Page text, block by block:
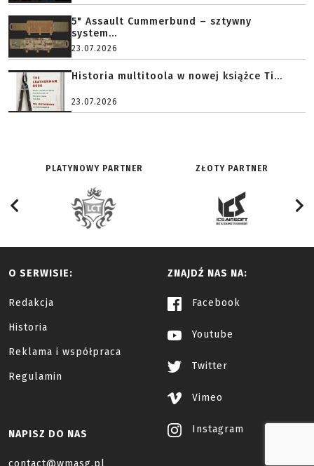
5" Assault Cummerbund – sztywny
system...
23.07.2026
Historia multitoola w nowej książce Ti...
23.07.2026
PLATYNOWY PARTNER ZŁOTY PARTNER
O SERWISIE:
Redakcja
Historia
Reklama i współpraca
Regulamin
ZNAJDŹ NAS NA:
Facebook
Youtube
Twitter
Vimeo
Instagram
NAPISZ DO NAS